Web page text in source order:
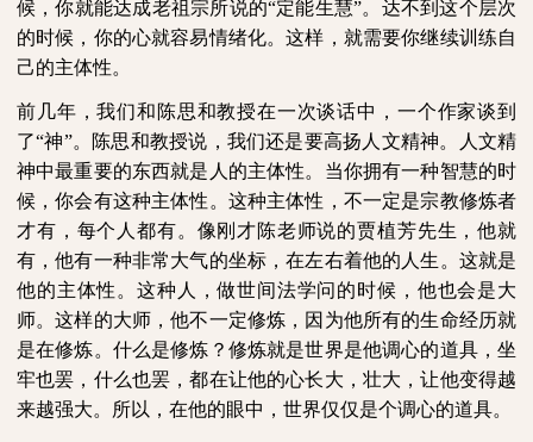
候，你就能达成老祖宗所说的“定能生慧”。达不到这个层次
的时候，你的心就容易情绪化。这样，就需要你继续训练自
己的主体性。
前几年，我们和陈思和教授在一次谈话中，一个作家谈到
了“神”。陈思和教授说，我们还是要高扬人文精神。人文精
神中最重要的东西就是人的主体性。当你拥有一种智慧的时
候，你会有这种主体性。这种主体性，不一定是宗教修炼者
才有，每个人都有。像刚才陈老师说的贾植芳先生，他就
有，他有一种非常大气的坐标，在左右着他的人生。这就是
他的主体性。这种人，做世间法学问的时候，他也会是大
师。这样的大师，他不一定修炼，因为他所有的生命经历就
是在修炼。什么是修炼？修炼就是世界是他调心的道具，坐
牢也罢，什么也罢，都在让他的心长大，壮大，让他变得越
来越强大。所以，在他的眼中，世界仅仅是个调心的道具。